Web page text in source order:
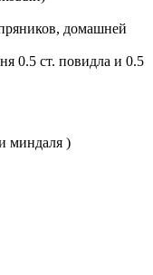
домашней
0.5 ст. повидла и 0.5
миндаля )